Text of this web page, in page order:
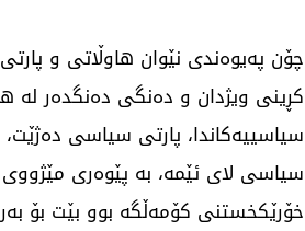
چۆن پەیوەندی نێوان هاوڵاتی و
کڕینی ویژدان و دەنگی دەنگدەر لە
سیاسییەکاندا، پارتی سیاسی
سیاسی لای ئێمە، بە پێوەری
خۆرێکخستنی کۆمەڵگە بوو بێت بۆ